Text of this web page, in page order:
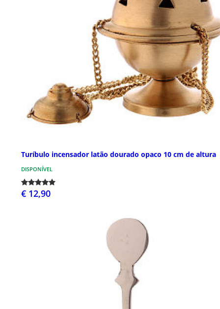
Turíbulo incensador latão dourado opaco 10 cm de altura
DISPONÍVEL
€ 12,90